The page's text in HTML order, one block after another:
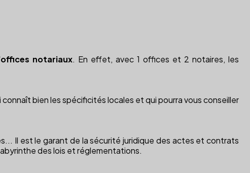
offices notariaux. En effet, avec 1 offices et 2 notaires, les
bien les spécificités locales et qui pourra vous conseiller
Il est le garant de la sécurité juridique des actes et contrats
des lois et réglementations.